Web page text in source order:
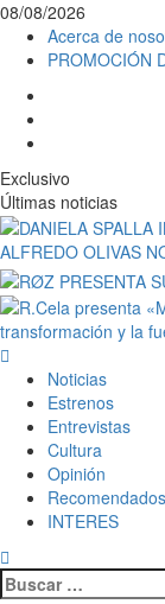
Saltar
contenido
08/08/2026
Acerca de
PROMOCIÓN
Exclusivo
Últimas noticias
ALFREDO OLIVAS
transformación y la
principalNoticias
Estrenos
Entrevistas
Cultura
Opinión
Recomendados
INTERES
Buscar: